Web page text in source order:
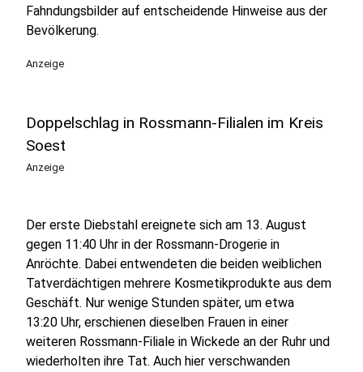
Fahndungsbilder auf entscheidende Hinweise aus der
Bevölkerung.
Anzeige
Doppelschlag in Rossmann-Filialen im Kreis
Soest
Anzeige
Der erste Diebstahl ereignete sich am 13. August
gegen 11:40 Uhr in der Rossmann-Drogerie in
Anröchte. Dabei entwendeten die beiden weiblichen
Tatverdächtigen mehrere Kosmetikprodukte aus dem
Geschäft. Nur wenige Stunden später, um etwa
13:20 Uhr, erschienen dieselben Frauen in einer
weiteren Rossmann-Filiale in Wickede an der Ruhr und
wiederholten ihre Tat. Auch hier verschwanden